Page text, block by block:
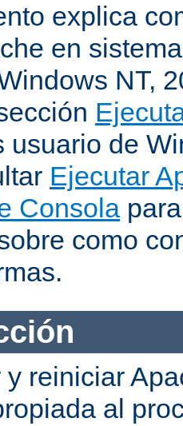
explica
en
NT,
usuario de
Ejecutar
Consola
como
y reiniciar
al